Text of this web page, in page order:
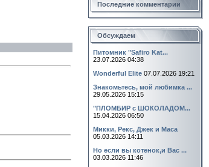
Последние комментарии
Обсуждаем
Питомник "Safiro Kat...
23.07.2026 04:38
Wonderful Elite 07.07.2026 19:21
Знакомьтесь, мой любимка ...
29.05.2026 15:15
"ПЛОМБИР с ШОКОЛАДОМ...
15.04.2026 06:50
Микки, Рекс, Джек и Маса
05.03.2026 14:11
Но если вы котенок,и Вас ...
03.03.2026 11:46